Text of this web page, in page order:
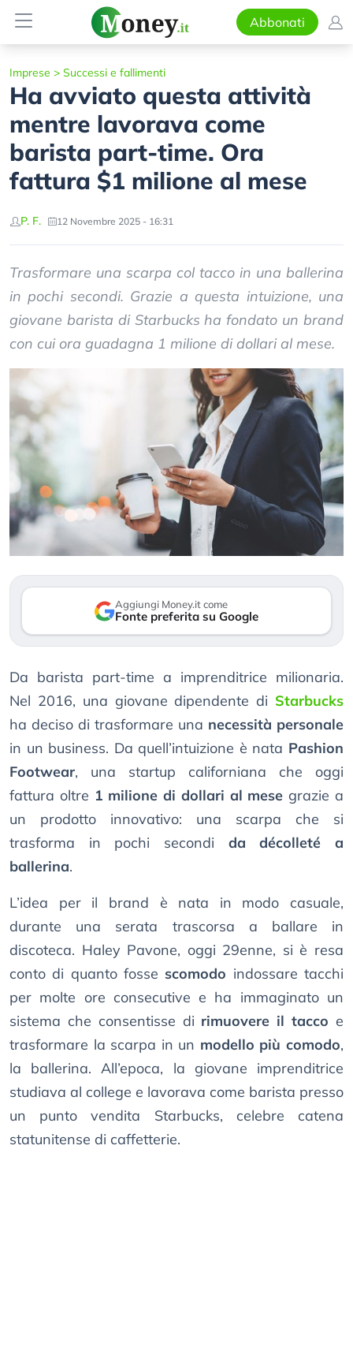
Abbonati
Imprese > Successi e fallimenti
Ha avviato questa attività
mentre lavorava come
barista part-time. Ora
fattura $1 milione al mese
P. F. 12 Novembre 2025 - 16:31
Trasformare una scarpa col tacco in una ballerina
in pochi secondi. Grazie a questa intuizione, una
giovane barista di Starbucks ha fondato un brand
con cui ora guadagna 1 milione di dollari al mese.
Aggiungi Money.it come
Fonte preferita su Google
Da barista part-time a imprenditrice milionaria.
Nel 2016, una giovane dipendente di Starbucks
ha deciso di trasformare una necessità personale
in un business. Da quell’intuizione è nata Pashion
Footwear, una startup californiana che oggi
fattura oltre 1 milione di dollari al mese grazie a
un prodotto innovativo: una scarpa che si
trasforma in pochi secondi da décolleté a
ballerina.
L’idea per il brand è nata in modo casuale,
durante una serata trascorsa a ballare in
discoteca. Haley Pavone, oggi 29enne, si è resa
conto di quanto fosse scomodo indossare tacchi
per molte ore consecutive e ha immaginato un
sistema che consentisse di rimuovere il tacco e
trasformare la scarpa in un modello più comodo,
la ballerina. All’epoca, la giovane imprenditrice
studiava al college e lavorava come barista presso
un punto vendita Starbucks, celebre catena
statunitense di caffetterie.